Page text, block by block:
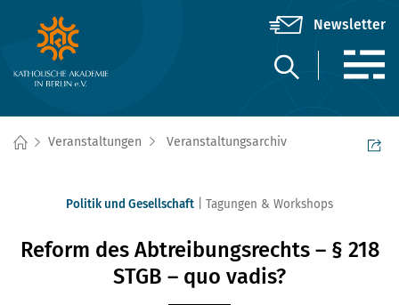
Veranstaltungen Veranstaltungsarchiv
Politik und Gesellschaft Tagungen & Workshops
Reform des Abtreibungsrechts – § 218
STGB – quo vadis?